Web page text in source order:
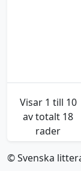
Visar 1 till 10
av totalt 18
rader
© Svenska